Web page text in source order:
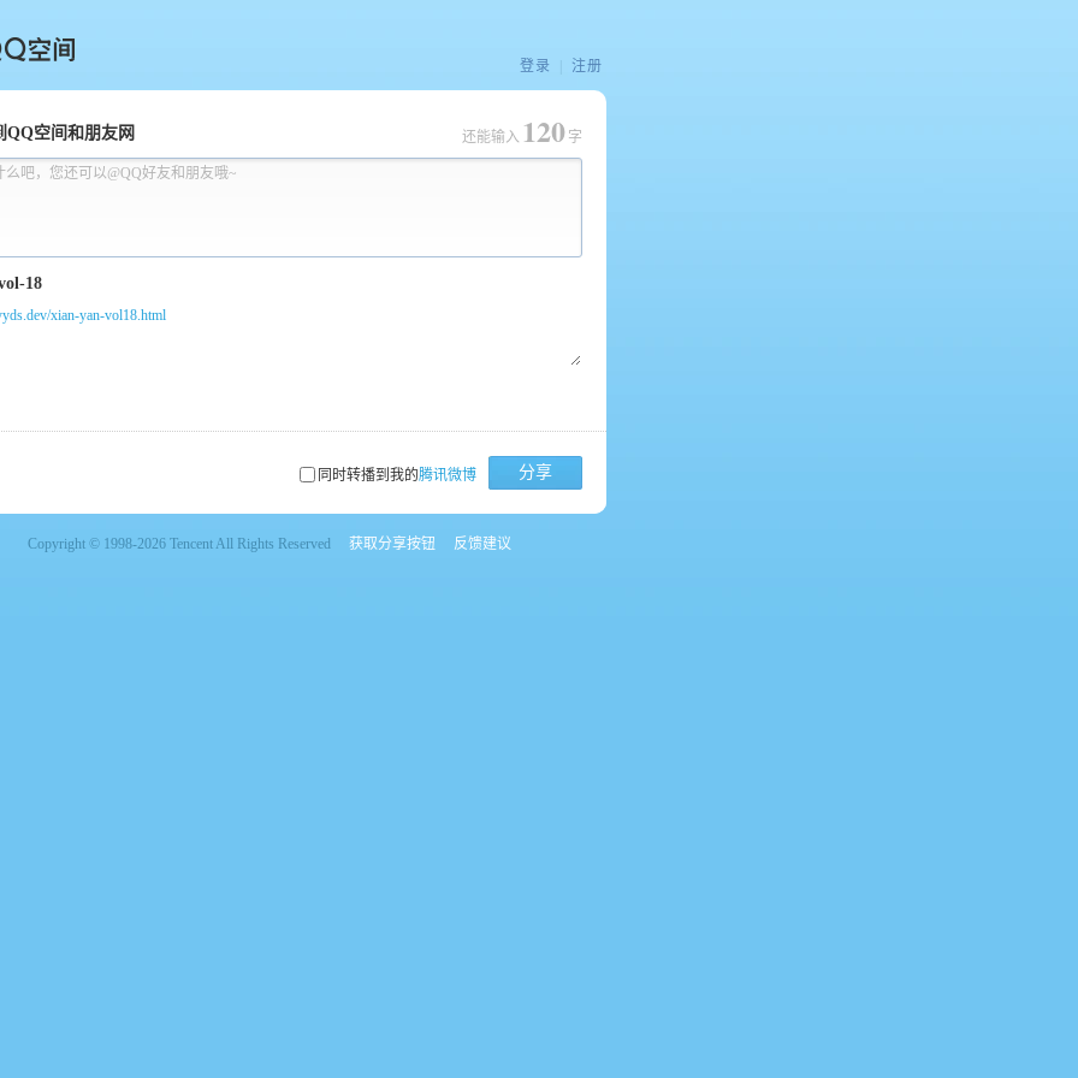
间
登录 注册
QQ空间和朋友网
么吧，您还可以@QQ好友和朋友哦~
还能输入 120 字
xian-yan-vol18.html
同时转播到我的腾讯微博 分享
Copyright © 1998-2026 Tencent All Rights Reserved 获取分享按钮 反馈建议